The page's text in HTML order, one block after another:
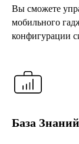
Вы сможете
мобильного
конфигурации
База Знаний